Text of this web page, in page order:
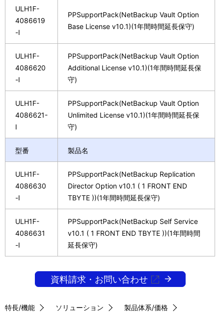
ULH1F-
4086619
-I
PPSupportPack(NetBackup Vault Option
Base License v10.1)(1年間時間延長保守)
ULH1F-
4086620
-I
PPSupportPack(NetBackup Vault Option
Additional License v10.1)(1年間時間延長保
守)
ULH1F-
4086621-
I
PPSupportPack(NetBackup Vault Option
Unlimited License v10.1)(1年間時間延長保
守)
型番 製品名
ULH1F-
4086630
-I
PPSupportPack(NetBackup Replication
Director Option v10.1 ( 1 FRONT END
TBYTE ))(1年間時間延長保守)
ULH1F-
4086631
-I
PPSupportPack(NetBackup Self Service
v10.1 ( 1 FRONT END TBYTE ))(1年間時間
延長保守)
資料請求・お問い合わせ
特長/機能 ソリューション 製品体系/価格